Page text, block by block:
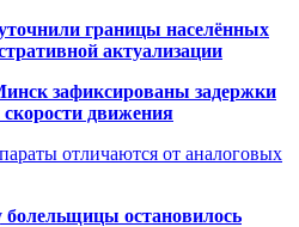
границы населённых
актуализации
зафиксированы задержки
скорости движения
отличаются от аналоговых
остановилось